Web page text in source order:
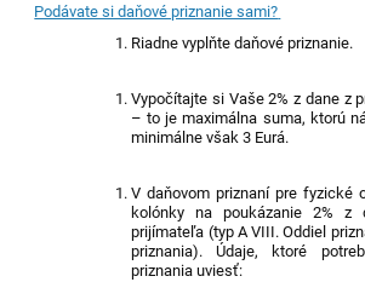
Podávate si daňové priznanie sami?
Riadne vyplňte daňové priznanie.
Vypočítajte si Vaše 2% z dane z
– to je maximálna suma, ktorú
minimálne však 3 Eurá.
V daňovom priznaní pre fyzické
kolónky na poukázanie 2% z
prijímateľa (typ A VIII. Oddiel
priznania).
Údaje, ktoré
priznania uviesť: